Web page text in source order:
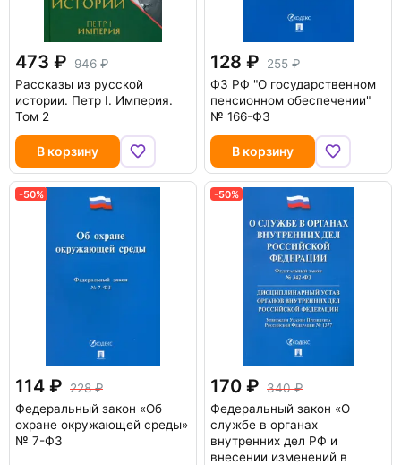
473
946
Рассказы из русской
истории. Петр I. Империя.
Том 2
В корзину
128
255
ФЗ РФ "О государственном
пенсионном обеспечении"
№ 166-ФЗ
В корзину
-50%
114
228
Федеральный закон «Об
охране окружающей среды»
№ 7-ФЗ
-50%
170
340
Федеральный закон «О
службе в органах
внутренних дел РФ и
внесении изменений в